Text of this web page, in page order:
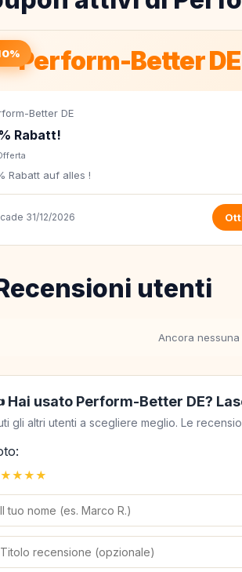
Perform-Better DE
Better DE
Rabatt!
Rabatt auf alles !
31/12/2026
utenti
Ancora
usato Perform-Better DE?
gli altri utenti a scegliere meglio. Le
★
★
★
★